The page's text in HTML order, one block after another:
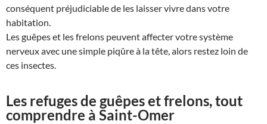
conséquent préjudiciable de les laisser vivre dans votre
habitation.
Les guêpes et les frelons peuvent affecter votre système
nerveux avec une simple piqûre à la tête, alors restez loin de
ces insectes.
Les refuges de guêpes et frelons, tout
comprendre à Saint-Omer